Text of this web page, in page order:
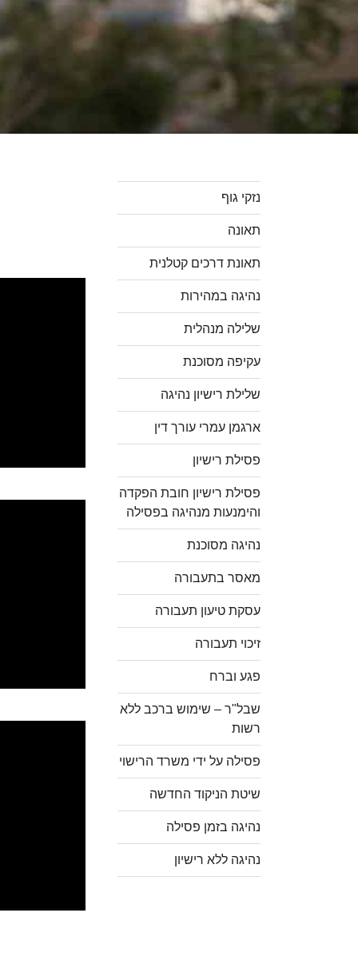
נזקי גוף
תאונה
תאונת דרכים קטלנית
נהיגה במהירות
שלילה מנהלית
עקיפה מסוכנת
שלילת רישיון נהיגה
ארגמן עמרי עורך דין
פסילת רישיון
פסילת רישיון חובת הפקדה
והימנעות מנהיגה בפסילה
נהיגה מסוכנת
מאסר בתעבורה
עסקת טיעון תעבורה
זיכוי תעבורה
פגע וברח
שבל"ר – שימוש ברכב ללא
רשות
פסילה על ידי משרד הרישוי
שיטת הניקוד החדשה
נהיגה בזמן פסילה
נהיגה ללא רישיון